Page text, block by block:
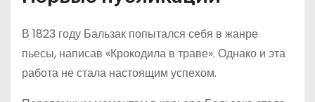
В 1823 году Бальзак попытался себя в жанре
пьесы, написав «Крокодила в траве». Однако и эта
работа не стала настоящим успехом.